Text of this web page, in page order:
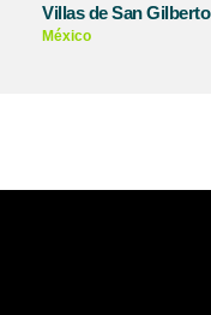
Villas de San Gilberto
México